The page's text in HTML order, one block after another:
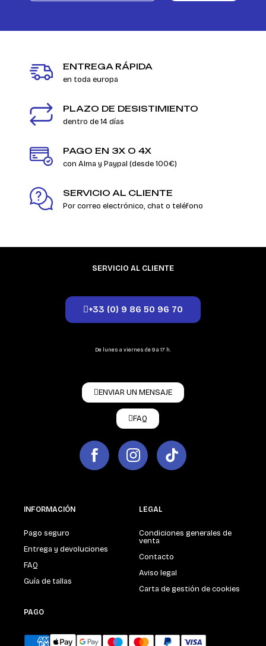
ENTREGA RÁPIDA
en toda europa
PLAZO DE DESISTIMIENTO
dentro de 14 días
PAGO EN 3X O 4X
con Alma y Paypal (desde 100€)
SERVICIO AL CLIENTE
Por correo electrónico, chat o teléfono
SERVICIO AL CLIENTE
+33 (0) 9 86 50 96 70
De lunes a viernes de 9 a 17 h.
ENVIAR UN MENSAJE
FAQ
INFORMACIÓN
Pago seguro
Entrega y devoluciones
FAQ
Guía de tallas
LEGAL
Condiciones generales de
venta
Contacto
Aviso legal
Carta de gestión de cookies
PAGO